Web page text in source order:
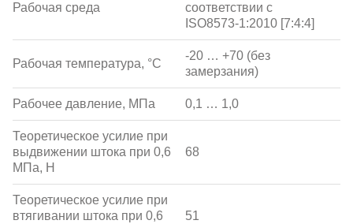
Рабочая среда
соответствии с
ISO8573-1:2010 [7:4:4]
Рабочая температура, °С
-20 … +70 (без
замерзания)
Рабочее давление, МПа 0,1 … 1,0
Теоретическое усилие при
выдвижении штока при 0,6
МПа, Н
68
Теоретическое усилие при
втягивании штока при 0,6
51